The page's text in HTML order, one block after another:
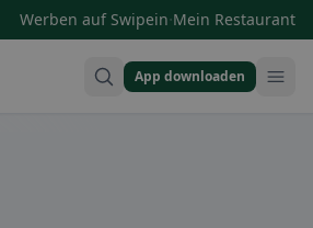
Werben auf Swipein·Mein Restaurant
App downloaden